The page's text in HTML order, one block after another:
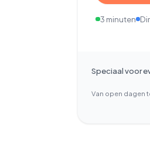
3 minuten
Speciaal voor
Van open dagen